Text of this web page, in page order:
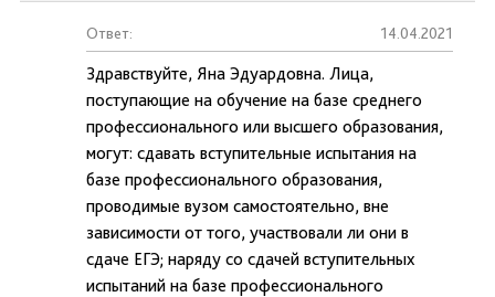
Ответ: 14.04.2021
Здравствуйте, Яна Эдуардовна. Лица,
поступающие на обучение на базе среднего
профессионального или высшего образования,
могут: сдавать вступительные испытания на
базе профессионального образования,
проводимые вузом самостоятельно, вне
зависимости от того, участвовали ли они в
сдаче ЕГЭ; наряду со сдачей вступительных
испытаний на базе профессионального